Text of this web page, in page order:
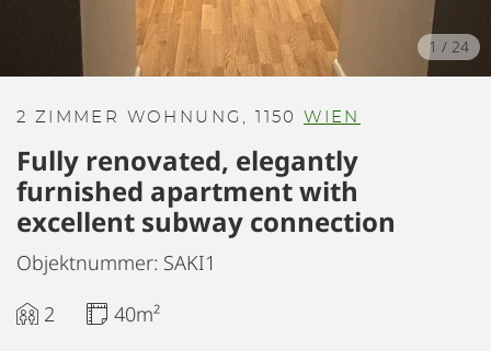
1 / 24
2 ZIMMER WOHNUNG, 1150 WIEN
Fully renovated, elegantly
furnished apartment with
excellent subway connection
Objektnummer: SAKI1
2
40m²